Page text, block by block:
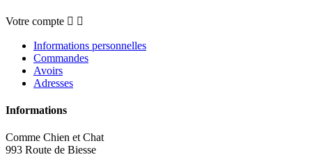
Votre compte  
Informations personnelles
Commandes
Avoirs
Adresses
Informations
Comme Chien et Chat
993 Route de Biesse